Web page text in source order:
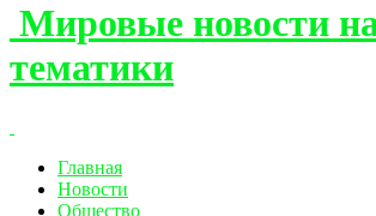
Мировые новости
тематики
Главная
Новости
Общество